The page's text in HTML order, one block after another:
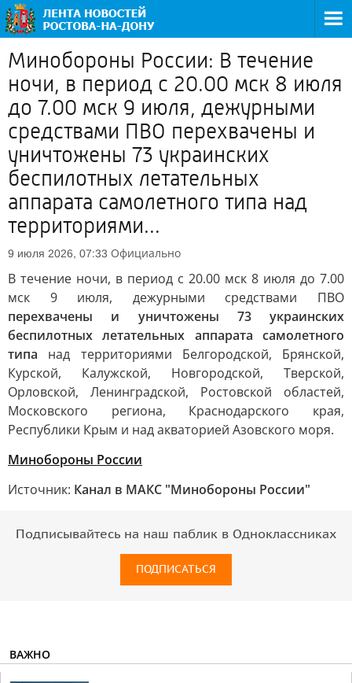
Минобороны России: В течение
ночи, в период с 20.00 мск 8 июля
до 7.00 мск 9 июля, дежурными
средствами ПВО перехвачены и
уничтожены 73 украинских
беспилотных летательных
аппарата самолетного типа над
территориями...
9 июля 2026, 07:33 Официально
В течение ночи, в период с 20.00 мск 8 июля до 7.00
мск 9 июля, дежурными средствами ПВО
перехвачены и уничтожены 73 украинских
беспилотных летательных аппарата самолетного
типа над территориями Белгородской, Брянской,
Курской, Калужской, Новгородской, Тверской,
Орловской, Ленинградской, Ростовской областей,
Московского региона, Краснодарского края,
Республики Крым и над акваторией Азовского моря.
Минобороны России
Источник: Канал в МАКС "Минобороны России"
Подписывайтесь на наш паблик в Одноклассниках
ПОДПИСАТЬСЯ
ВАЖНО